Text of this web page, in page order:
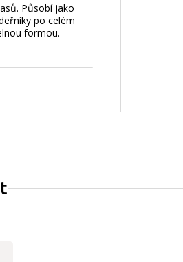
Působí jako
po celém
formou.